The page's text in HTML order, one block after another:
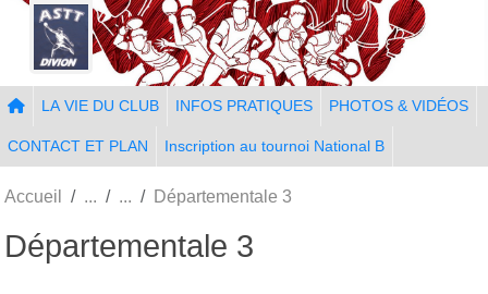
LA VIE DU CLUB INFOS PRATIQUES PHOTOS & VIDÉOS
CONTACT ET PLAN Inscription au tournoi National B
Accueil Départementale 3
Départementale 3
Panneau de gestion des cookies